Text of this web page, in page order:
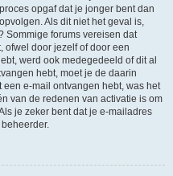
opgaf dat je jonger bent dan
Als dit niet het geval is,
Sommige forums vereisen dat
ofwel door jezelf of door een
werd ook medegedeeld of dit al
hebt, moet je de daarin
e-mail ontvangen hebt, was het
van de redenen van activatie is om
je zeker bent dat je e-mailadres